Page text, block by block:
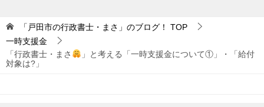
「戸田市の行政書士・まさ」のブログ！
TOP
一時支援金
「行政書士・まさ
」と考える「一時支援金について①」・「給付
対象は?」